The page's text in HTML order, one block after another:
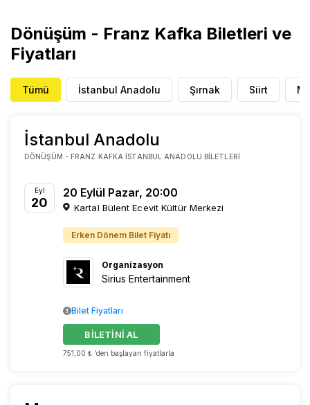
Dönüşüm - Franz Kafka Biletleri ve
Fiyatları
Tümü İstanbul Anadolu Şırnak Siirt
İstanbul Anadolu
DÖNÜŞÜM - FRANZ KAFKA İSTANBUL ANADOLU BILETLERI
Eyl
20
20 Eylül Pazar, 20:00
Kartal Bülent Ecevit Kültür Merkezi
Erken Dönem Bilet Fiyatı
Organizasyon
Sirius Entertainment
751,00 ₺ 'den başlayan fiyatlarla
BİLETİNİ AL
Bilet Fiyatları